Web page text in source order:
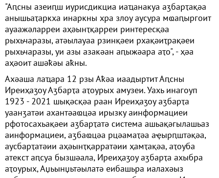
"Аԥсны азеиԥш иурисдикциа иаҵанакуа аӡбарҭақәа
анышьаҭаркха инаркны хра злоу аусура мҩаԥыргоит
ауаажәларреи аҳәынҭқарреи ринтересқәа
рыхьчаразы, атәылауаа рзинқәеи рхақәиҭрақәеи
рыхьчаразы, уи азы азакәан аԥыжәара аҭо", - ҳәа
аҳәоит ашәҟәы аҟны.
Ахәаша лаҵара 12 рзы Аҟәа иаадыртит Аԥсны
Иреиҳаӡоу Аӡбарҭа аҭоурых амузеи. Уахь инагоуп
1923 - 2021 шықәсқәа раан Иреиҳаӡоу аӡбарҭа
уаанӡатәи ахантәаҩцәа ирызку аинформациеи
рфотосахьақәеи аӡбарҭатә система ашьақәгылашьаз
аинформациеи, аӡбаҩцәа рцәамаҭәа аҿырԥштәқәа,
аусбарҭатәии аҳәынҭқарратәии ҳамҭақәа, аҭоуба
атекст аԥсуа бызшәала, Иреиҳаӡоу аӡбарҭа ахыбра
аҭоурых, Аџьынџьтәылатә еибашьра иалахәыз